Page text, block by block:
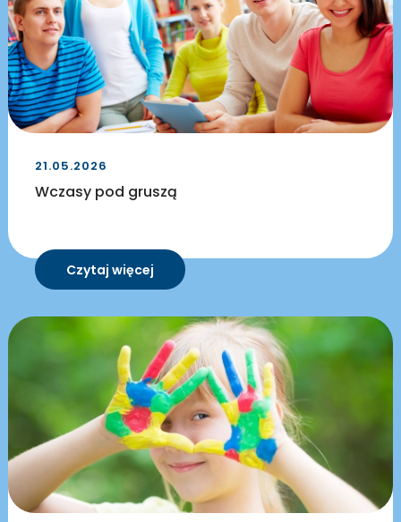
21.05.2026
Wczasy pod gruszą
Czytaj więcej